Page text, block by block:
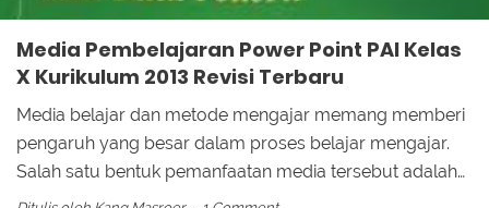
Media Pembelajaran Power Point PAI Kelas
X Kurikulum 2013 Revisi Terbaru
Media belajar dan metode mengajar memang memberi
pengaruh yang besar dalam proses belajar mengajar.
Salah satu bentuk pemanfaatan media tersebut adalah…